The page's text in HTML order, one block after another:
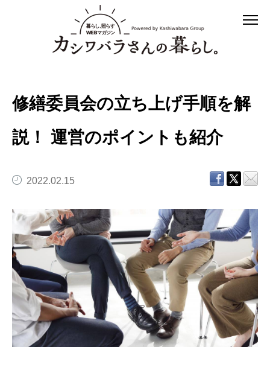
修繕委員会の立ち上げ手順を解
説！ 運営のポイントも紹介
2022.02.15